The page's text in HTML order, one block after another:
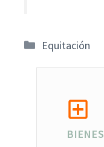
Categorías
Equitación